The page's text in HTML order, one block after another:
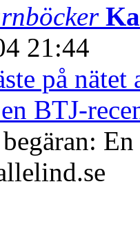
21:44
på nätet
BTJ-